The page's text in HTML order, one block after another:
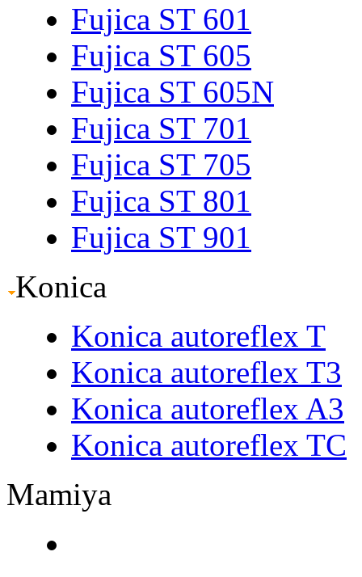
Fujica ST 601
Fujica ST 605
Fujica ST 605N
Fujica ST 701
Fujica ST 705
Fujica ST 801
Fujica ST 901
Konica
Konica autoreflex T
Konica autoreflex T3
Konica autoreflex A3
Konica autoreflex TC
Mamiya